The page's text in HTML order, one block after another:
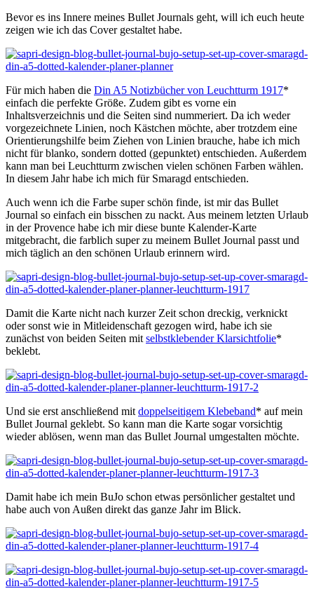
Bevor es ins Innere meines Bullet Journals geht, will ich euch heute
zeigen wie ich das Cover gestaltet habe.
Für mich haben die Din A5 Notizbücher von Leuchtturm 1917*
einfach die perfekte Größe. Zudem gibt es vorne ein
Inhaltsverzeichnis und die Seiten sind nummeriert. Da ich weder
vorgezeichnete Linien, noch Kästchen möchte, aber trotzdem eine
Orientierungshilfe beim Ziehen von Linien brauche, habe ich mich
nicht für blanko, sondern dotted (gepunktet) entschieden. Außerdem
kann man bei Leuchtturm zwischen vielen schönen Farben wählen.
In diesem Jahr habe ich mich für Smaragd entschieden.
Auch wenn ich die Farbe super schön finde, ist mir das Bullet
Journal so einfach ein bisschen zu nackt. Aus meinem letzten Urlaub
in der Provence habe ich mir diese bunte Kalender-Karte
mitgebracht, die farblich super zu meinem Bullet Journal passt und
mich täglich an den schönen Urlaub erinnern wird.
Damit die Karte nicht nach kurzer Zeit schon dreckig, verknickt
oder sonst wie in Mitleidenschaft gezogen wird, habe ich sie
zunächst von beiden Seiten mit selbstklebender Klarsichtfolie*
beklebt.
Und sie erst anschließend mit doppelseitigem Klebeband* auf mein
Bullet Journal geklebt. So kann man die Karte sogar vorsichtig
wieder ablösen, wenn man das Bullet Journal umgestalten möchte.
Damit habe ich mein BuJo schon etwas persönlicher gestaltet und
habe auch von Außen direkt das ganze Jahr im Blick.